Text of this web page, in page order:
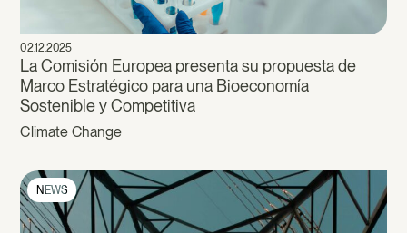
02.12.2025
La Comisión Europea presenta su propuesta de
Marco Estratégico para una Bioeconomía
Sostenible y Competitiva
Climate Change
NEWS